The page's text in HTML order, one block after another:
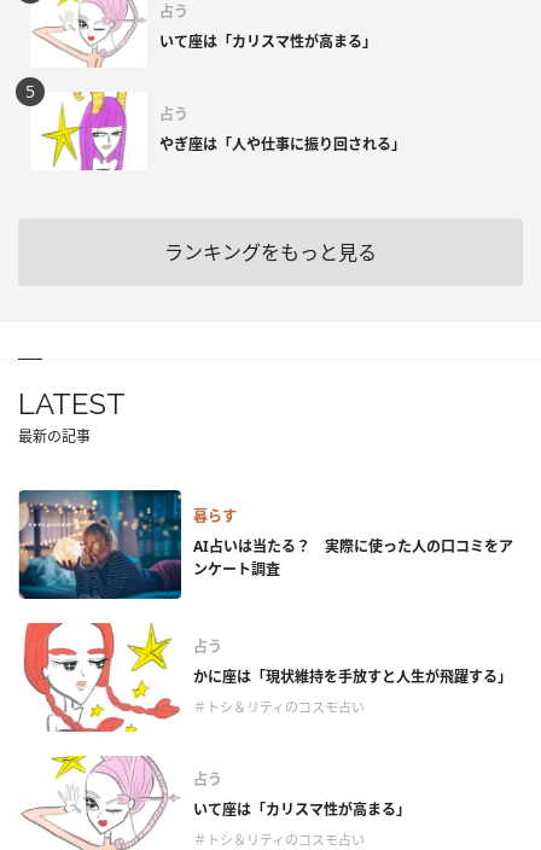
占う
いて座は「カリスマ性が高まる」
占う
やぎ座は「人や仕事に振り回される」
ランキングをもっと見る
LATEST
最新の記事
暮らす
AI占いは当たる？ 実際に使った人の口コミをア
ンケート調査
占う
かに座は「現状維持を手放すと人生が飛躍する」
＃トシ＆リティのコスモ占い
占う
いて座は「カリスマ性が高まる」
＃トシ＆リティのコスモ占い